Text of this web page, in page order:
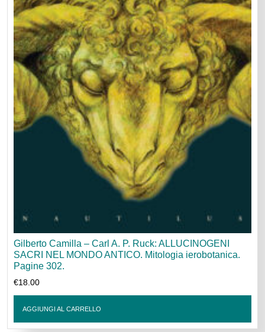
Gilberto Camilla – Carl A. P. Ruck: ALLUCINOGENI
SACRI NEL MONDO ANTICO. Mitologia ierobotanica.
Pagine 302.
€18.00
AGGIUNGI AL CARRELLO